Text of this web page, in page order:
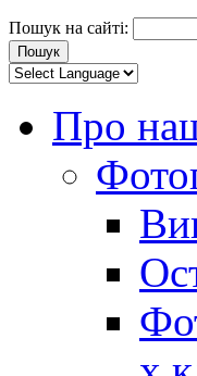
Пошук на сайті:
Про